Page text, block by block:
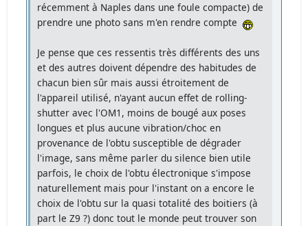
récemment à Naples dans une foule compacte) de
prendre une photo sans m'en rendre compte
Je pense que ces ressentis très différents des uns
et des autres doivent dépendre des habitudes de
chacun bien sûr mais aussi étroitement de
l'appareil utilisé, n'ayant aucun effet de rolling-
shutter avec l'OM1, moins de bougé aux poses
longues et plus aucune vibration/choc en
provenance de l'obtu susceptible de dégrader
l'image, sans même parler du silence bien utile
parfois, le choix de l'obtu électronique s'impose
naturellement mais pour l'instant on a encore le
choix de l'obtu sur la quasi totalité des boitiers (à
part le Z9 ?) donc tout le monde peut trouver son